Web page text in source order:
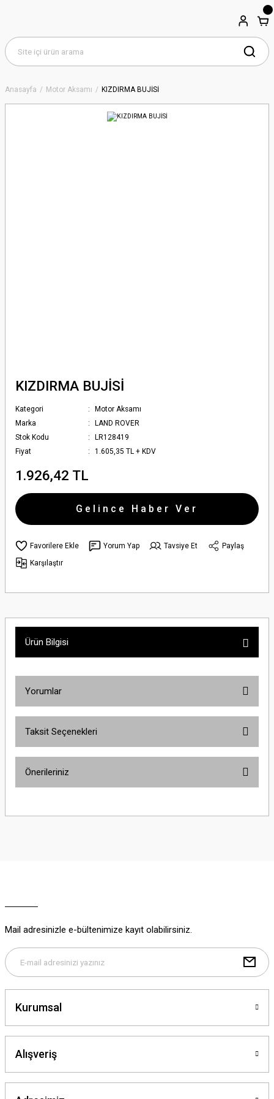
Anasayfa Motor Aksamı KIZDIRMA BUJİSİ
KIZDIRMA BUJİSİ
Kategori
Motor Aksamı
Marka
LAND ROVER
Stok Kodu
LR128419
Fiyat
1.605,35 TL + KDV
1.926,42 TL
Gelince Haber Ver
Yorum Yap Tavsiye Et
Paylaş
Karşılaştır
Ürün Bilgisi
Yorumlar
Taksit Seçenekleri
Önerileriniz
yetersiz gördüğünüz noktaları öneri formunu kullanarak tarafımıza
Bu ürüne benzer farklı alternatifler olmalı.
Mail adresinizle e-bültenimize kayıt olabilirsiniz.
Kurumsal
Alışveriş